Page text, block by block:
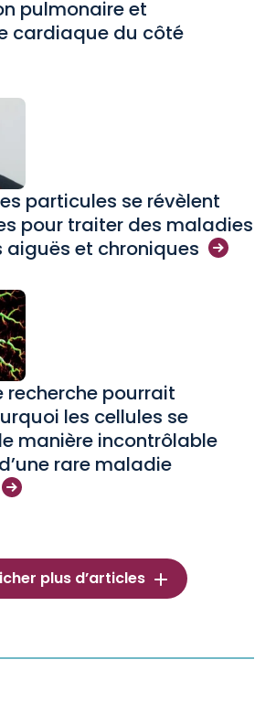
pulmonaire et
cardiaque du côté
particules se révèlent
pour traiter des maladies
aiguës et chroniques
recherche pourrait
les cellules se
manière incontrôlable
rare maladie
plus d’articles